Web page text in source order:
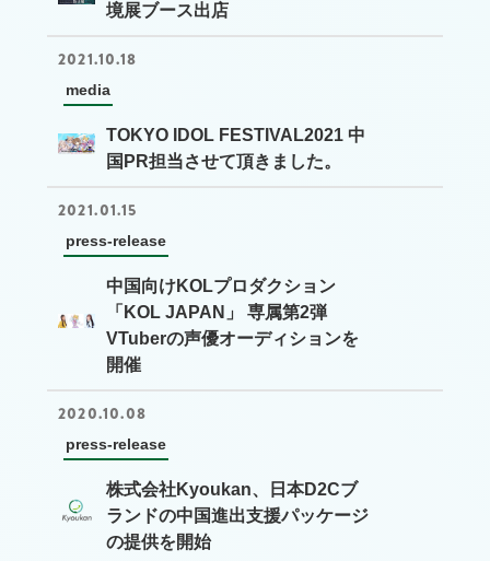
境展ブース出店
2021.10.18
media
TOKYO IDOL FESTIVAL2021 中
国PR担当させて頂きました。
2021.01.15
press-release
中国向けKOLプロダクション
「KOL JAPAN」 専属第2弾
VTuberの声優オーディションを
開催
2020.10.08
press-release
株式会社Kyoukan、日本D2Cブ
ランドの中国進出支援パッケージ
の提供を開始